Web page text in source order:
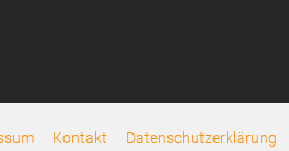
Kontakt
Datenschutzerklärung